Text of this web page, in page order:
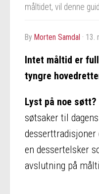
måltidet, vil denne
by Morten Samdal · 13.
​Intet måltid er
tyngre
Lyst på noe søtt?
søtsaker til
en dessertelsker
avslutning på